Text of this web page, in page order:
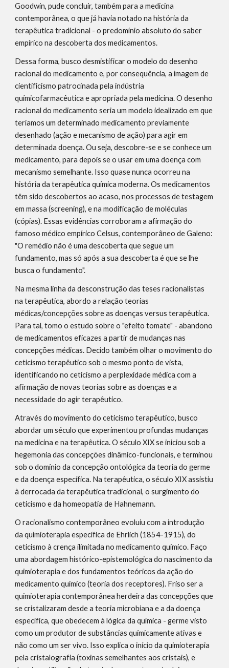
Goodwin, pude concluir, também para a medicina
contemporânea, o que já havia notado na história da
terapêutica tradicional - o predomínio absoluto do saber
empírico na descoberta dos medicamentos.
Dessa forma, busco desmistificar o modelo do desenho
racional do medicamento e, por consequência, a imagem de
cientificismo patrocinada pela indústria
químicofarmacêutica e apropriada pela medicina. O desenho
racional do medicamento seria um modelo idealizado em que
teríamos um determinado medicamento previamente
desenhado (ação e mecanismo de ação) para agir em
determinada doença. Ou seja, descobre-se e se conhece um
medicamento, para depois se o usar em uma doença com
mecanismo semelhante. Isso quase nunca ocorreu na
história da terapêutica química moderna. Os medicamentos
têm sido descobertos ao acaso, nos processos de testagem
em massa (screening), e na modificação de moléculas
(cópias). Essas evidências corroboram a afirmação do
famoso médico empírico Celsus, contemporâneo de Galeno:
"O remédio não é uma descoberta que segue um
fundamento, mas só após a sua descoberta é que se lhe
busca o fundamento".
Na mesma linha da desconstrução das teses racionalistas
na terapêutica, abordo a relação teorias
médicas/concepções sobre as doenças versus terapêutica.
Para tal, tomo o estudo sobre o "efeito tomate" - abandono
de medicamentos eficazes a partir de mudanças nas
concepções médicas. Decido também olhar o movimento do
ceticismo terapêutico sob o mesmo ponto de vista,
identificando no ceticismo a perplexidade médica com a
afirmação de novas teorias sobre as doenças e a
necessidade do agir terapêutico.
Através do movimento do ceticismo terapêutico, busco
abordar um século que experimentou profundas mudanças
na medicina e na terapêutica. O século XIX se iniciou sob a
hegemonia das concepções dinâmico-funcionais, e terminou
sob o domínio da concepção ontológica da teoria do germe
e da doença específica. Na terapêutica, o século XIX assistiu
à derrocada da terapêutica tradicional, o surgimento do
ceticismo e da homeopatia de Hahnemann.
O racionalismo contemporâneo evoluiu com a introdução
da quimioterapia específica de Ehrlich (1854-1915), do
ceticismo à crença ilimitada no medicamento químico. Faço
uma abordagem histórico-epistemológica do nascimento da
quimioterapia e dos fundamentos teóricos da ação do
medicamento químico (teoria dos receptores). Friso ser a
quimioterapia contemporânea herdeira das concepções que
se cristalizaram desde a teoria microbiana e a da doença
específica, que obedecem à lógica da química - germe visto
como um produtor de substâncias químicamente ativas e
não como um ser vivo. Isso explica o início da quimioterapia
pela cristalografia (toxinas semelhantes aos cristais), e